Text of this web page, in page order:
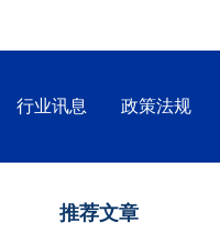
行业讯息 政策法规
推荐文章